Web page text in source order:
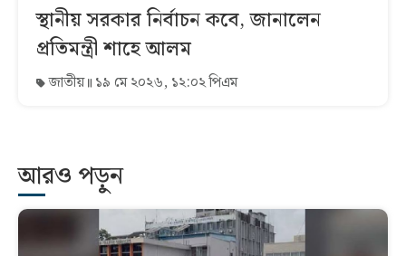
স্থানীয় সরকার নির্বাচন কবে, জানালেন
প্রতিমন্ত্রী শাহে আলম
জাতীয় ১৯ মে ২০২৬, ১২:০২ পিএম
আরও পড়ুন